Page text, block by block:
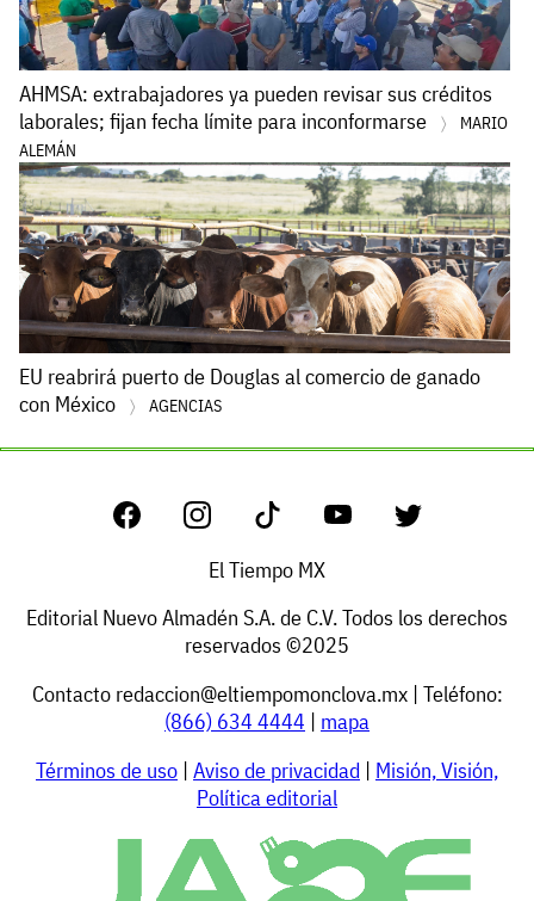
AHMSA: extrabajadores ya pueden revisar sus créditos
laborales; fijan fecha límite para inconformarse
MARIO
ALEMÁN
EU reabrirá puerto de Douglas al comercio de ganado
con México
AGENCIAS
El Tiempo MX
Editorial Nuevo Almadén S.A. de C.V. Todos los derechos
reservados ©2025
Contacto redaccion@eltiempomonclova.mx| Teléfono:
(866) 634 4444 | mapa
Términos de uso | Aviso de privacidad | Misión, Visión,
Política editorial